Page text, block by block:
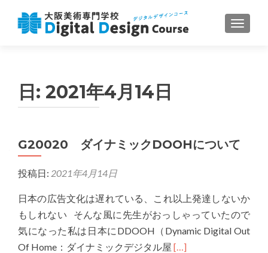
ナビゲ
日: 2021年4月14日
G20020 ダイナミックDOOHについて
投稿日: 2021年4月14日
日本の広告文化は遅れている、これ以上発達しないか
もしれない そんな風に先生がおっしゃっていたので
気になった私は日本にDDOOH（Dynamic Digital Out
Of Home：ダイナミックデジタル屋 Read
[…]